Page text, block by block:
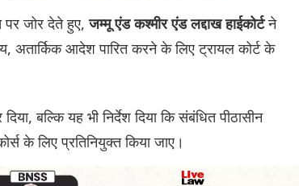
पर जोर देते हुए,जम्मू एंड कश्मीर एंड लद्दाख हाईकोर्टने
अतार्किक आदेश पारित करने के लिए ट्रायल कोर्ट के
बल्कि यह भी निर्देश दिया कि संबंधित पीठासीन
के लिए प्रतिनियुक्त किया जाए।